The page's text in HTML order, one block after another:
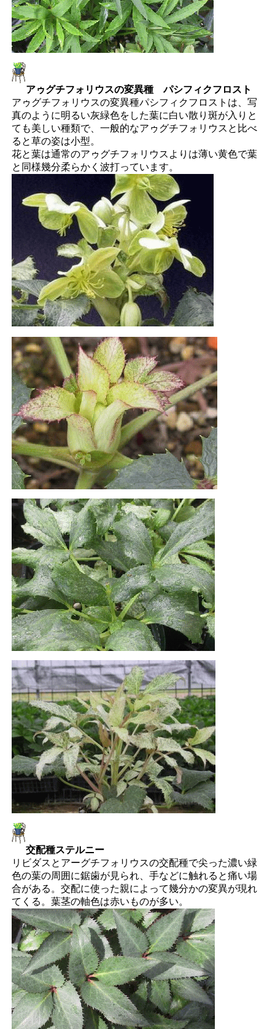
アゥグチフォリウスの変異種 パシフィクフロスト
アゥグチフォリウスの変異種パシフィクフロストは、写
真のように明るい灰緑色をした葉に白い散り斑が入りと
ても美しい種類で、一般的なアゥグチフォリウスと比べ
ると草の姿は小型。
花と葉は通常のアゥグチフォリウスよりは薄い黄色で葉
と同様幾分柔らかく波打っています。
交配種ステルニー
リビダスとアーグチフォリウスの交配種で尖った濃い緑
色の葉の周囲に鋸歯が見られ、手などに触れると痛い場
合がある。交配に使った親によって幾分かの変異が現れ
てくる。葉茎の軸色は赤いものが多い。